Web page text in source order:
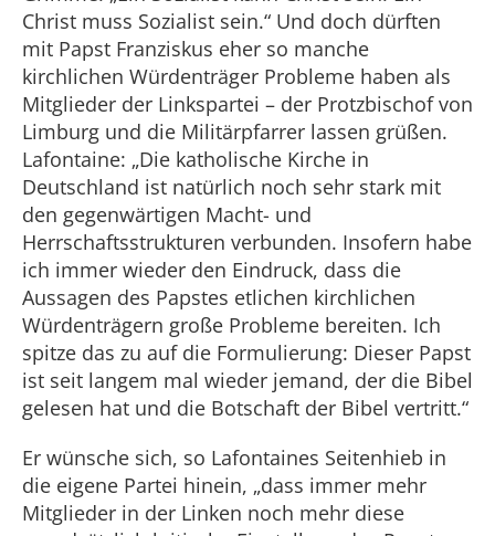
Christ muss Sozialist sein.“ Und doch dürften
mit Papst Franziskus eher so manche
kirchlichen Würdenträger Probleme haben als
Mitglieder der Linkspartei – der Protzbischof von
Limburg und die Militärpfarrer lassen grüßen.
Lafontaine: „Die katholische Kirche in
Deutschland ist natürlich noch sehr stark mit
den gegenwärtigen Macht- und
Herrschaftsstrukturen verbunden. Insofern habe
ich immer wieder den Eindruck, dass die
Aussagen des Papstes etlichen kirchlichen
Würdenträgern große Probleme bereiten. Ich
spitze das zu auf die Formulierung: Dieser Papst
ist seit langem mal wieder jemand, der die Bibel
gelesen hat und die Botschaft der Bibel vertritt.“
Er wünsche sich, so Lafontaines Seitenhieb in
die eigene Partei hinein, „dass immer mehr
Mitglieder in der Linken noch mehr diese